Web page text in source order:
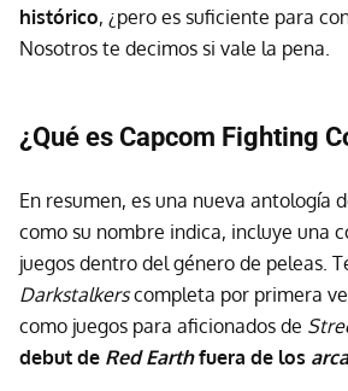
histórico, ¿pero es suficiente para
Nosotros te decimos si vale la pena.
¿Qué es Capcom Fighting
En resumen, es una nueva antología
como su nombre indica, incluye una
juegos dentro del género de peleas.
Darkstalkerscompleta por primera
como juegos para aficionados de
debut de Red Earthfuera de los